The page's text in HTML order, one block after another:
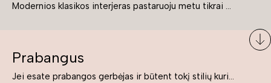
Modernios klasikos interjeras pastaruoju metu tikrai yra „ant bangos“. Tie, kurie nenori pernelyg nutolti nuo klasikos, bet drauge žavisi šiuolaikiškais sprendimais, su malonumu savo namuose kuria klasikos ir modernaus interjero tandemą – elegantišką, subtilų ir žavingą.
Prabangus
Jei esate prabangos gerbėjas ir būtent tokį stilių kuriate savo namuose ar biure, tuomet solidūs, prabangūs baldai nepriekaištingai įsilies į Jūsų kuriamą interjerą.